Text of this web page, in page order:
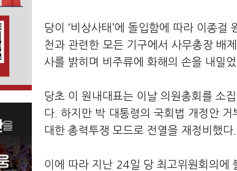
당이 ‘비상사태’에 돌입함에 따라 이종
천과 관련한 모든 기구에서 사무총장 배
사를 밝히며 비주류에 화해의 손을 내밀었
당초 이 원내대표는 이날 의원총회를 소
다. 하지만 박 대통령의 국회법 개정안
대한 총력투쟁 모드로 전열을 재정비했다.
이에 따라 지난 24일 당 최고위원회의에